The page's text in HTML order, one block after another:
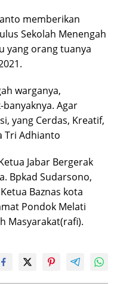
memberikan
Sekolah Menengah
yang orang tuanya
warganya,
Agar
yang Cerdas, Kreatif,
Tri Adhianto
Jabar Bergerak
Bpkad Sudarsono,
Baznas kota
Pondok Melati
Masyarakat(rafi).